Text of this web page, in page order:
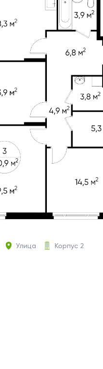
Улица Корпус 2